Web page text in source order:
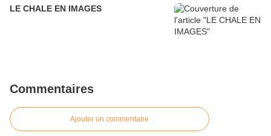
LE CHALE EN IMAGES
Commentaires
Ajouter un commentaire